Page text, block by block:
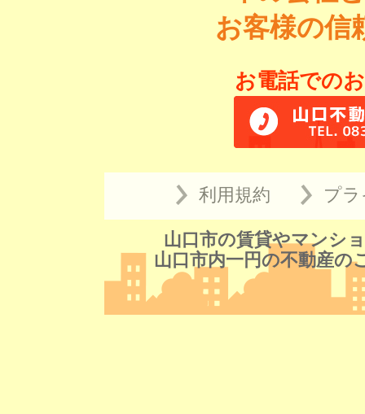
お客様の信
お電話での
利用規約 プ
山口市の賃貸やマンシ
山口市内一円の不動産の